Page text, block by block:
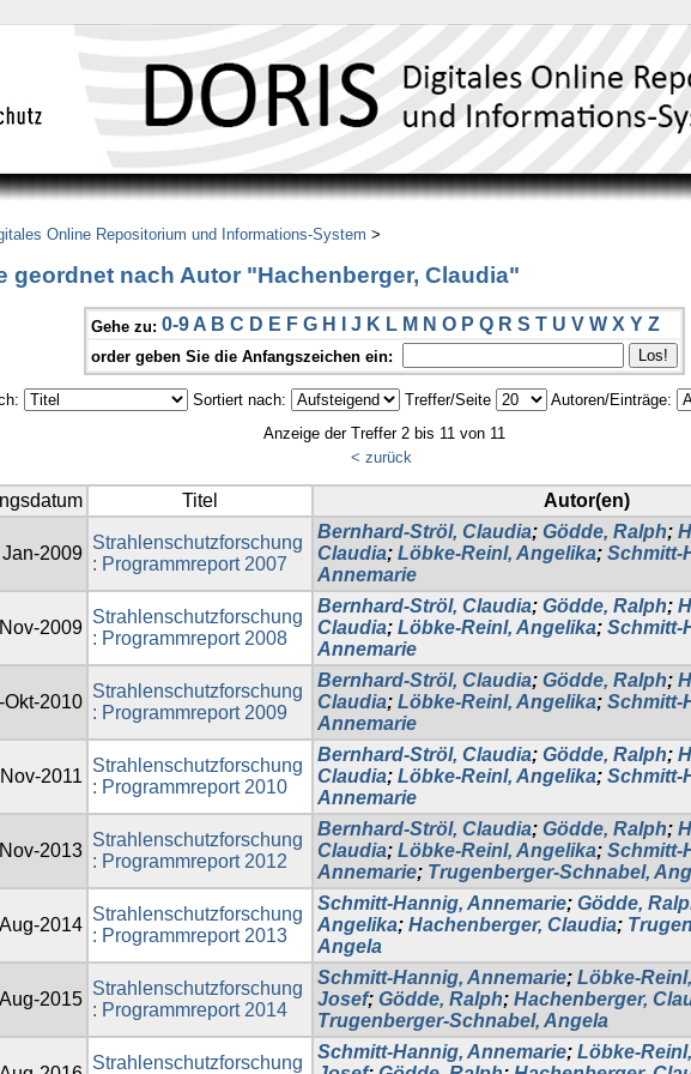
Online Repositorium und Informations-System >
geordnet nach Autor "Hachenberger, Claudia"
Gehe zu: 0-9 A B C D E F G H J K L M N O P Q R S T U V W X Y Z
order geben Sie die Anfangszeichen ein:
Sortiert nach: Treffer/Seite
Autoren/Einträge:
Anzeige der Treffer 2 bis 11 von 11
< zurück
Titel Autor(en)
Jan-2009
Strahlenschutzforschung
: Programmreport 2007
Bernhard-Ströl, Claudia; Gödde, Ralph;
Claudia; Löbke-Reinl, Angelika; Schmitt-
Annemarie
Nov-2009
Strahlenschutzforschung
: Programmreport 2008
Bernhard-Ströl, Claudia; Gödde, Ralph;
Claudia; Löbke-Reinl, Angelika; Schmitt-
Annemarie
Okt-2010
Strahlenschutzforschung
: Programmreport 2009
Bernhard-Ströl, Claudia; Gödde, Ralph;
Claudia; Löbke-Reinl, Angelika; Schmitt-
Annemarie
2011
Strahlenschutzforschung
: Programmreport 2010
Bernhard-Ströl, Claudia; Gödde, Ralph;
Claudia; Löbke-Reinl, Angelika; Schmitt-
Annemarie
2013
Strahlenschutzforschung
: Programmreport 2012
Bernhard-Ströl, Claudia; Gödde, Ralph;
Claudia; Löbke-Reinl, Angelika; Schmitt-
Annemarie; Trugenberger-Schnabel,
2014
Strahlenschutzforschung
: Programmreport 2013
Schmitt-Hannig, Annemarie; Gödde,
Angelika; Hachenberger, Claudia;
Angela
2015
Strahlenschutzforschung
: Programmreport 2014
Schmitt-Hannig, Annemarie; Löbke-
Josef; Gödde, Ralph; Hachenberger,
Trugenberger-Schnabel, Angela
Strahlenschutzforschung
Schmitt-Hannig, Annemarie; Löbke-